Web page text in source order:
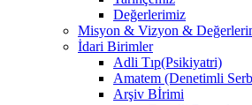
Değerlerimiz
Misyon & Vizyon &
İdari Birimler
Adli Tıp(Psikiyatri)
Amatem (Denetimli
Arşiv Bİrimi